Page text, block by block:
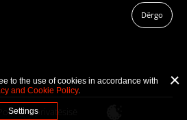
to the use of cookies in accordance with
and Cookie Policy.
Settings
Dërgo
Politika e privatësisë